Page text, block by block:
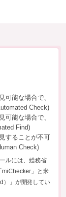
可能な場合で、
Check)
可能な場合で、
Find)
することが不可
Check)
ルには、総務省
miChecker」と米
）」が開発してい